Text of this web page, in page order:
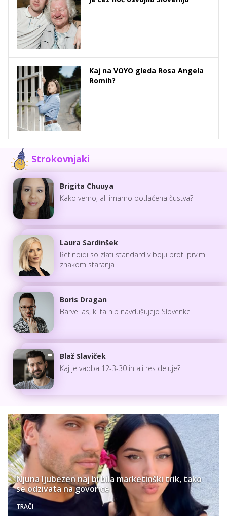
Kaj na VOYO gleda Rosa Angela
Romih?
Strokovnjaki
Brigita Chuuya
Kako vemo, ali imamo potlačena čustva?
Laura Sardinšek
Retinoidi so zlati standard v boju proti prvim
znakom staranja
Boris Dragan
Barve las, ki ta hip navdušujejo Slovenke
Blaž Slaviček
Kaj je vadba 12-3-30 in ali res deluje?
Njuna ljubezen naj bi bila marketinški trik, tako
se odzivata na govorice
TRAČI